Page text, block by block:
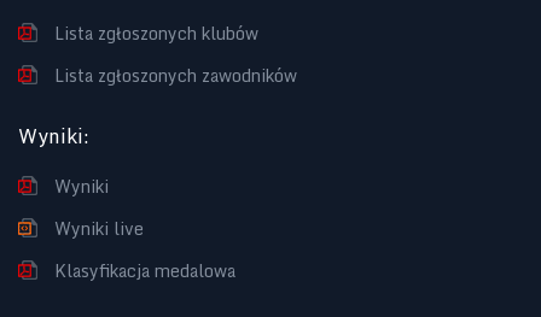
Lista zgłoszonych klubów
Lista zgłoszonych zawodników
Wyniki:
Wyniki
Wyniki live
Klasyfikacja medalowa